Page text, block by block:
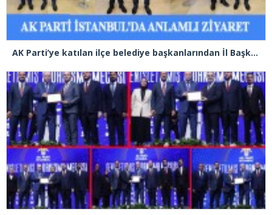
AK Parti’ye katılan ilçe belediye başkanlarından İl Başkanı Özdemir’e ziyaret